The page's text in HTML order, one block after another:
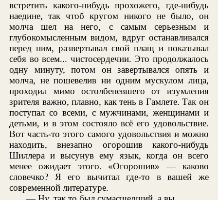
встретить какого-нибудь прохожего, где-нибудь
наедине, так чтоб кругом никого не было, он
молча шел на него, с самым серьезным и
глубокомысленным видом, вдруг останавливался
перед ним, развертывал свой плащ и показывал
себя во всем... чистосердечии. Это продолжалось
одну минуту, потом он завертывался опять и
молча, не пошевелив ни одним мускулом лица,
проходил мимо остолбеневшего от изумления
зрителя важно, плавно, как тень в Гамлете. Так он
поступал со всеми, с мужчинами, женщинами и
детьми, и в этом состояло всё его удовольствие.
Вот часть-то этого самого удовольствия и можно
находить, внезапно огорошив какого-нибудь
Шиллера и высунув ему язык, когда он всего
менее ожидает этого. «Огорошив» — каково
словечко? Я его вычитал где-то в вашей же
современной литературе.